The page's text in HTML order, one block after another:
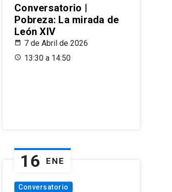
Conversatorio |
Pobreza: La mirada de
León XIV
7 de Abril de 2026
13:30 a 14:50
16 ENE
Conversatorio